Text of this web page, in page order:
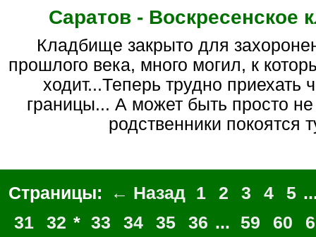
Саратов - Воскресенское
кладбище закрыто для захоронений в 70-е гг.
прошлого века, много могил, к
ходит...Теперь трудно приехать
границы... А может быть просто не
родственники покоятся
Страницы: ← Назад 1 2 3 4 5
31
32 * 33 34 35 36 ... 59 60